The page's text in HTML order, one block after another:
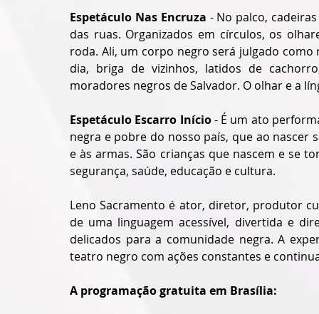
Espetáculo Nas Encruza - No palco,
das ruas. Organizados em círculos, os
roda. Ali, um corpo negro será julgado
dia, briga de vizinhos, latidos de
moradores negros de Salvador. O olhar e a
Espetáculo Escarro Início - É um ato
negra e pobre do nosso país, que ao nascer
e às armas. São crianças que nascem e se
segurança, saúde, educação e cultura.
Leno Sacramento é ator, diretor, produtor
de uma linguagem acessível, divertida e
delicados para a comunidade negra. A
teatro negro com ações constantes e
A programação gratuita em Brasília: